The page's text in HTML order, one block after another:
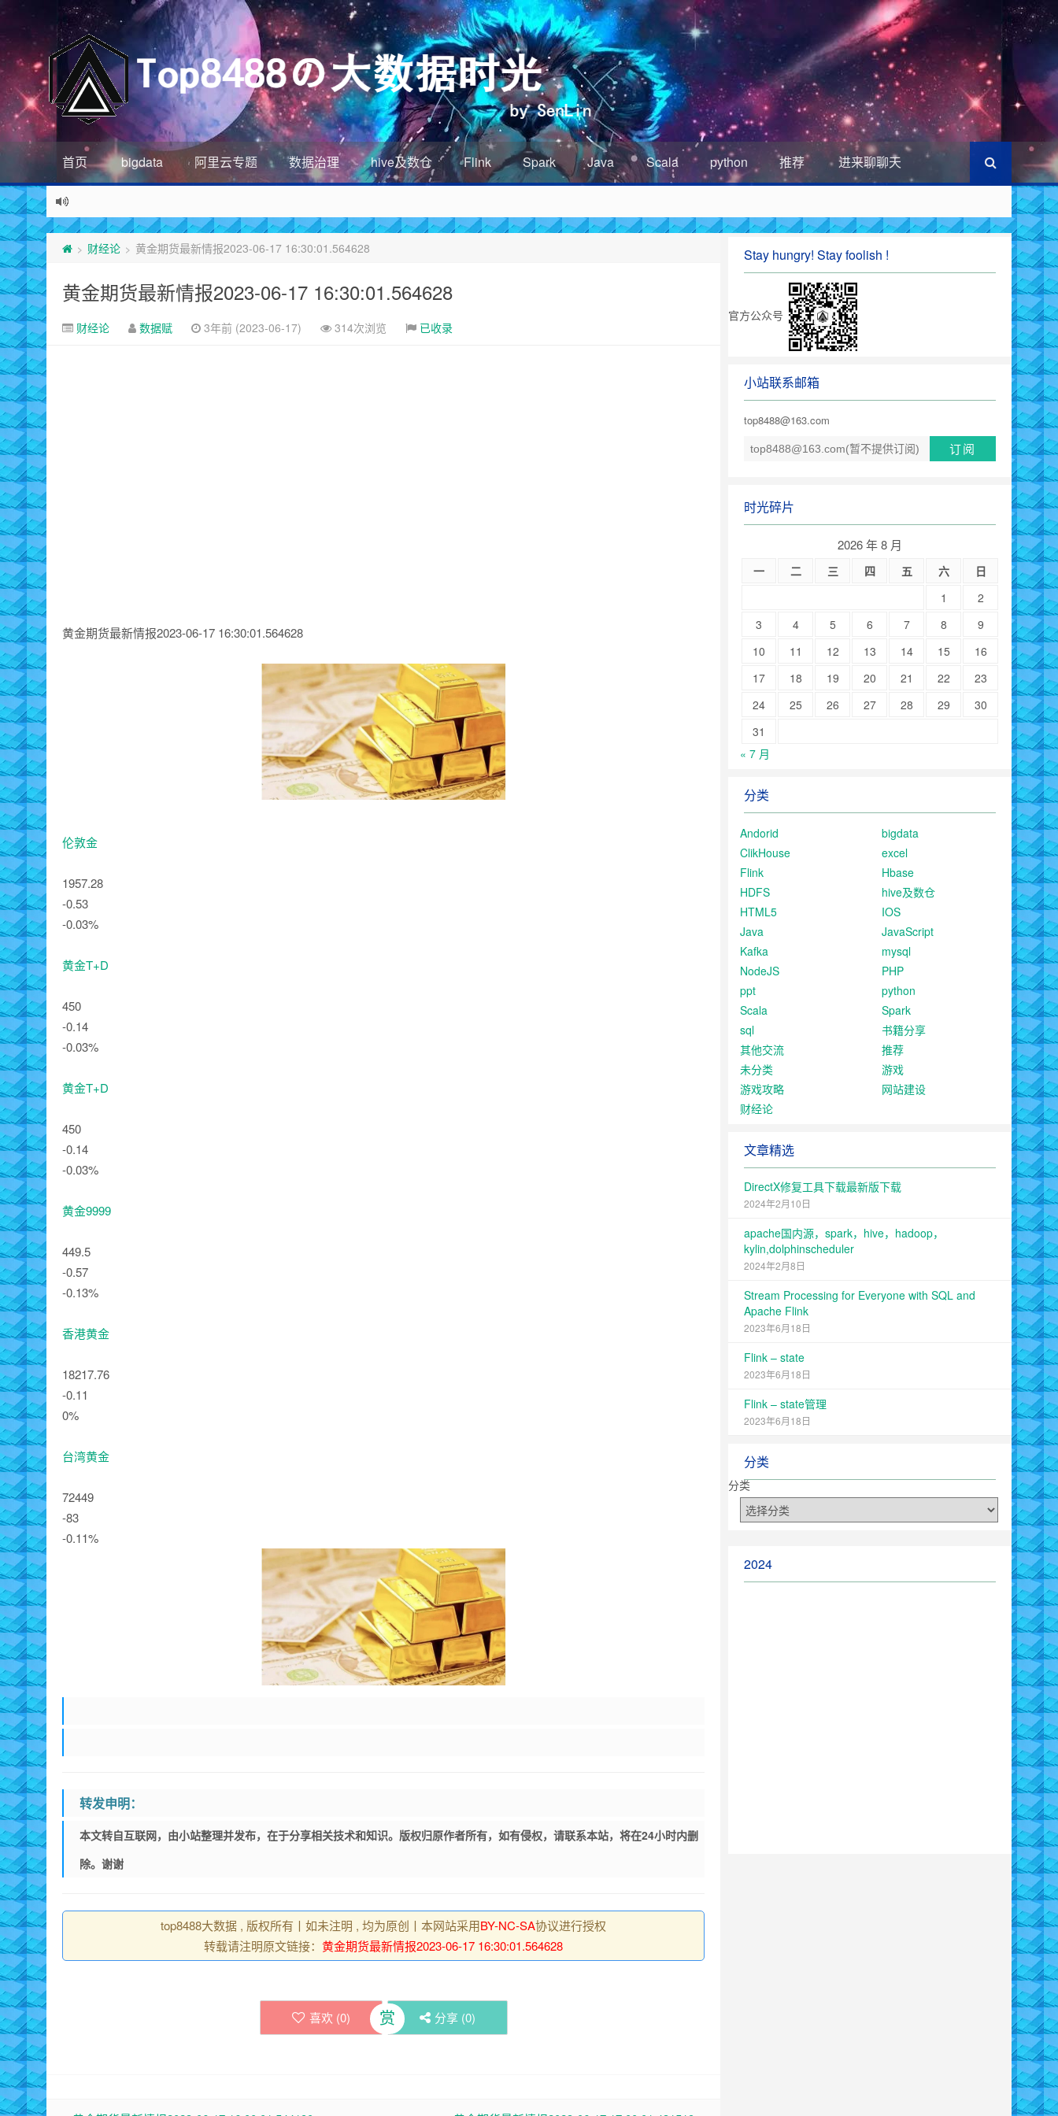
首页 bigdata 阿里云专题 数据治理 hive及数仓 Flink Spark Java Scala python 推荐 进来聊聊天
> 财经论 > 黄金期货最新情报2023-06-17 16:30:01.564628
黄金期货最新情报2023-06-17 16:30:01.564628
财经论 数据赋 3年前 (2023-06-17) 314次浏览 已收录
黄金期货最新情报2023-06-17 16:30:01.564628
伦敦金
1957.28
-0.53
-0.03%
黄金T+D
450
-0.14
-0.03%
黄金T+D
450
-0.14
-0.03%
黄金9999
449.5
-0.57
-0.13%
香港黄金
18217.76
-0.11
0%
台湾黄金
72449
-83
-0.11%
转发申明：
本文转自互联网，由小站整理并发布，在于分享相关技术和知识。版权归原作者所有，如有侵权，请联系本站，将在24小时内删
除。谢谢
top8488大数据 , 版权所有丨如未注明 , 均为原创丨本网站采用BY-NC-SA协议进行授权
转载请注明原文链接： 黄金期货最新情报2023-06-17 16:30:01.564628
喜欢 (0) 赏 分享 (0)
Stay hungry! Stay foolish !
官方公众号
小站联系邮箱
top8488@163.com
时光碎片
2026 年 8 月
一 二 三 四 五 六
日
1
2
3
4 5 6 7 8
9
10
11 12 13 14 15
16
17
18 19 20 21 22
23
24
25 26 27 28 29
30
31
« 7 月
分类
Andorid
bigdata
ClikHouse
excel
Flink
Hbase
HDFS
hive及数仓
HTML5
IOS
Java
JavaScript
Kafka
mysql
NodeJS
PHP
ppt
python
Scala
Spark
sql
书籍分享
其他交流
推荐
未分类
游戏
游戏攻略
网站建设
财经论
文章精选
DirectX修复工具下载最新版下载
2024年2月10日
apache国内源，spark，hive，hadoop，
kylin,dolphinscheduler
2024年2月8日
Stream Processing for Everyone with SQL and
Apache Flink
2023年6月18日
Flink – state
2023年6月18日
Flink – state管理
2023年6月18日
分类
分类
2024